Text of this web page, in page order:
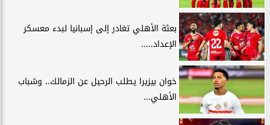
بعثة الأهلي تغادر إلى إسبانيا لبدء معسكر
الإعداد.....
خوان بيزيرا يطلب الرحيل عن الزمالك.. وشباب
الأهلي...